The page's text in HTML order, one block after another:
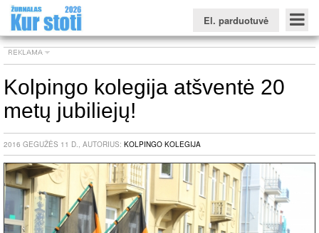
El. parduotuvė
Konkursinio balo skaičiuoklė Žurnalas KUR STOTI
Universitetų sritis
Kolegijų sritis
Profesinių mokyklų sritis
Kolpingo kolegija atšventė 20
metų jubiliejų!
2016 GEGUŽĖS 11 D., AUTORIUS: KOLPINGO KOLEGIJA